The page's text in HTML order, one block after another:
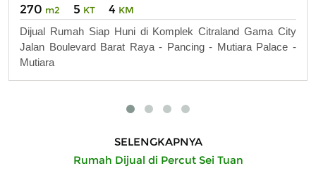
270 m2 5 KT 4 KM
Dijual Rumah Siap Huni di Komplek Citraland Gama City
Jalan Boulevard Barat Raya - Pancing - Mutiara Palace -
Mutiara
SELENGKAPNYA
Rumah Dijual di Percut Sei Tuan